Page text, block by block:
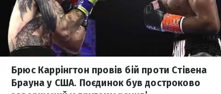
Брюс Каррінгтон провів бій проти Стівена
Брауна у США. Поєдинок був достроково